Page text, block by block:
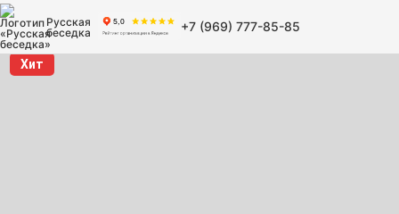
Русская
беседка
+7 (969) 777-85-85
Хит